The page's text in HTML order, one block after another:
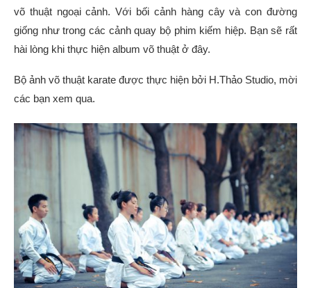
võ thuật ngoại cảnh. Với bối cảnh hàng cây và con đường
giống như trong các cảnh quay bộ phim kiếm hiệp. Bạn sẽ rất
hài lòng khi thực hiện album võ thuật ở đây.
Bộ ảnh võ thuật karate được thực hiện bởi H.Thảo Studio, mời
các bạn xem qua.